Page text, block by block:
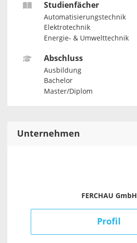
Studienfächer
Automatisierungstechnik
Elektrotechnik
Energie- & Umwelttechnik
Abschluss
Ausbildung
Bachelor
Master/Diplom
Unternehmen
FERCHAU GmbH
Profil